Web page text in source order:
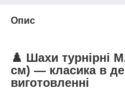
Опис
♟️ Шахи турнірні
см) — класика в
виготовленні